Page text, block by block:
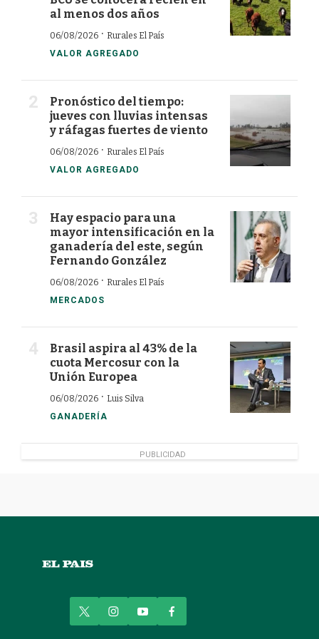
al menos dos años
06/08/2026 · Rurales El País
VALOR AGREGADO
Pronóstico del tiempo:
jueves con lluvias intensas
y ráfagas fuertes de viento
06/08/2026 · Rurales El País
VALOR AGREGADO
Hay espacio para una
mayor intensificación en la
ganadería del este, según
Fernando González
06/08/2026 · Rurales El País
MERCADOS
Brasil aspira al 43% de la
cuota Mercosur con la
Unión Europea
06/08/2026 · Luis Silva
GANADERÍA
PUBLICIDAD
w
i
n
y
o
a